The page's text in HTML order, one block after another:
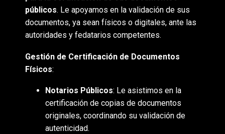
públicos. Le apoyamos en la validación de sus
documentos, ya sean físicos o digitales, ante las
autoridades y fedatarios competentes.
Gestión de Certificación de Documentos
Físicos:
Notarios Públicos: Le asistimos en la
certificación de copias de documentos
originales, coordinando su validación de
autenticidad.